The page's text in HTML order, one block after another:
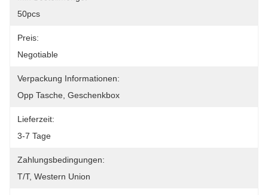
50pcs
Preis:
Negotiable
Verpackung Informationen:
Opp Tasche, Geschenkbox
Lieferzeit:
3-7 Tage
Zahlungsbedingungen:
T/T, Western Union